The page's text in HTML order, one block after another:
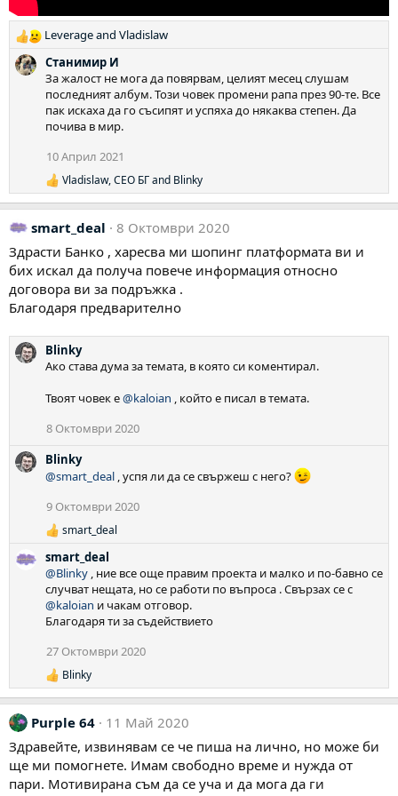
Р
е
а
Leverageand Vladislaw
Станимир И
За жалост не мога да повярвам, целият месец слушам
последният албум. Този човек промени рапа през 90-те. Все
пак искаха да го съсипят и успяха до някаква степен. Да
почива в мир.
10 Април 2021
Р
е
а
к
и
и
:
Vladislaw,СЕО БГand Blinky
smart_deal
8 Октомври 2020
Здрасти Банко , харесва ми шопинг платформата ви и
бих искал да получа повече информация относно
договора ви за подръжка .
Благодаря предварително
Blinky
Ако става дума за темата, в която си коментирал.
Твоят човек е@kaloian , който е писал в темата.
8 Октомври 2020
Blinky
@smart_deal , успя ли да се свържеш с него?
9 Октомври 2020
Р
а
к
ц
и
и
smart_deal
smart_deal
@Blinky , ние все още правим проекта и малко и по-бавно се
случват нещата, но се работи по въпроса . Свързах се с
@kaloian и чакам отговор.
Благодаря ти за съдействието
27 Октомври 2020
Р
е
а
к
и
и
Blinky
Purple 64
11 Май 2020
Здравейте, извинявам се че пиша на лично, но може би
ще ми помогнете. Имам свободно време и нужда от
пари. Мотивирана съм да се уча и да мога да ги